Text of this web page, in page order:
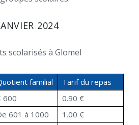
2024
scolarisés à Glomel
familial
Tarif du repas
600
0.90 €
601 à 1000
1.00 €